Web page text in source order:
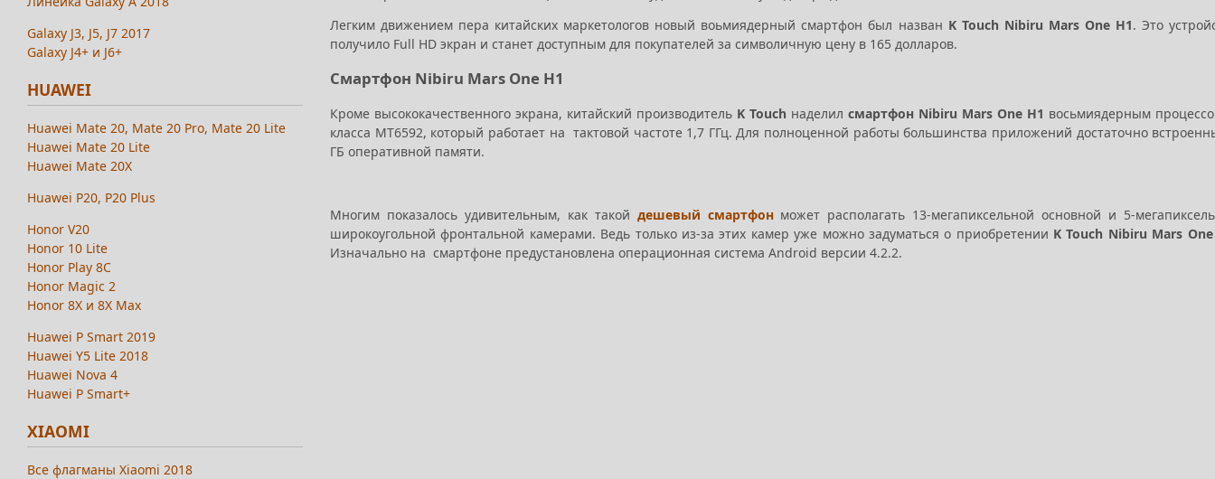
Легким движением пера китайских маркетологов новый воьмиядерный смартфон был назван K Touch Nibiru Mars One H1. Это
получило Full HD экран и станет доступным для покупателей за символичную цену в 165 долларов.
Смартфон Nibiru Mars One H1
Кроме высококачественного экрана, китайский производитель K Touch наделил смартфон Nibiru Mars One H1 восьмиядерным
класса MT6592, который работает на тактовой частоте 1,7 ГГц. Для полноценной работы большинства приложений достаточно
ГБ оперативной памяти.
Многим показалось удивительным, как такой дешевый смартфонможет располагать 13-мегапиксельной основной и 5-
широкоугольной фронтальной камерами. Ведь только из-за этих камер уже можно задуматься о приобретении K Touch Nibiru Mars
Изначально на смартфоне предустановлена операционная система Android версии 4.2.2.
Galaxy J3, J5, J7 2017
Galaxy J4+ и J6+
HUAWEI
Huawei Mate 20, Mate 20 Pro, Mate 20 Lite
Huawei Mate 20 Lite
Huawei Mate 20X
Huawei P20, P20 Plus
Honor V20
Honor 10 Lite
Honor Play 8C
Honor Magic 2
Honor 8X и 8X Max
Huawei P Smart 2019
Huawei Y5 Lite 2018
Huawei Nova 4
Huawei P Smart+
XIAOMI
Все флагманы Xiaomi 2018